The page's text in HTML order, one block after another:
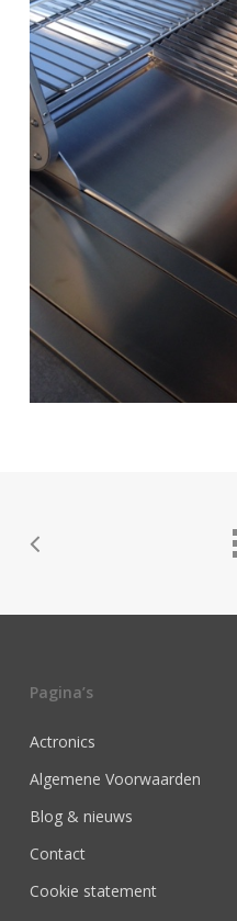
Pagina’s
Actronics
Algemene Voorwaarden
Blog & nieuws
Contact
Cookie statement